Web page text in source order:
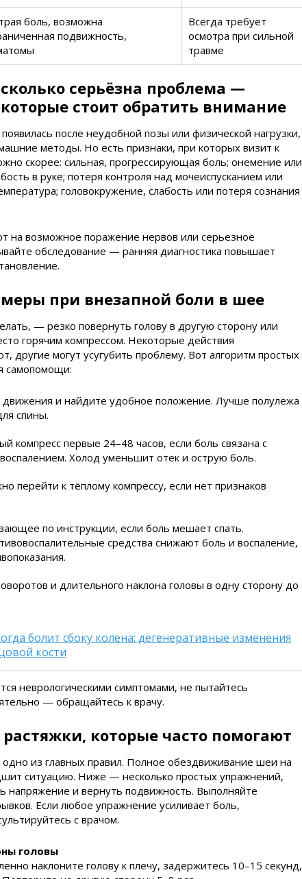
боль, возможна
подвижность,
Всегда требует
осмотра при сильной
травме
серьёзна проблема —
стоит обратить внимание
после неудобной позы или физической нагрузки,
методы. Но есть признаки, при которых визит к
скорее: сильная, прогрессирующая боль; онемение или
в руке; потеря контроля над мочеиспусканием или
головокружение, слабость или потеря сознания
на возможное поражение нервов или серьезное
обследование — ранняя диагностика повышает
при внезапной боли в шее
— резко повернуть голову в другую сторону или
горячим компрессом. Некоторые действия
другие могут усугубить проблему. Вот алгоритм простых
самопомощи:
движения и найдите удобное положение. Лучше полулёжа
спины.
компресс первые 24–48 часов, если боль связана с
Холод уменьшит отек и острую боль.
перейти к тёплому компрессу, если нет признаков
по инструкции, если боль мешает спать.
средства снижают боль и воспаление,
и длительного наклона головы в одну сторону до
болит сбоку колена: дегенеративные изменения
кости
неврологическими симптомами, не пытайтесь
— обращайтесь к врачу.
которые часто помогают
из главных правил. Полное обездвиживание шеи на
ситуацию. Ниже — несколько простых упражнений,
напряжение и вернуть подвижность. Выполняйте
Если любое упражнение усиливает боль,
с врачом.
головы
наклоните голову к плечу, задержитесь 10–15 секунд,